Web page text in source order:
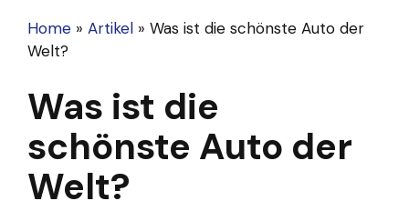
Home » Artikel » Was ist die schönste Auto der
Welt?
Was ist die
schönste Auto der
Welt?